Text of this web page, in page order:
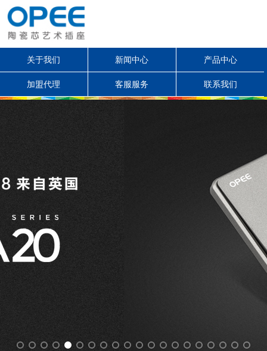
关于我们 新闻中心 产品中心
加盟代理 客服服务 联系我们